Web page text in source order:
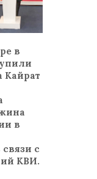
в
Кайрат
в
с
КВИ.